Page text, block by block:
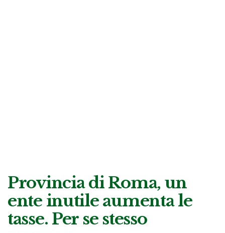
Provincia di Roma, un
ente inutile aumenta le
tasse. Per se stesso